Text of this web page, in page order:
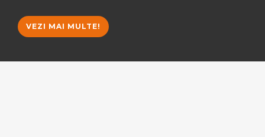
VEZI MAI MULTE!